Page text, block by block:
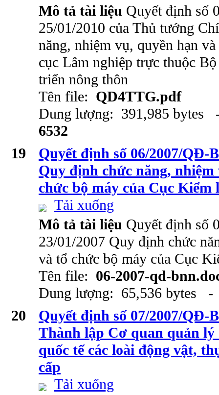
Mô tả tài liệu Quyết định số
25/01/2010 của Thủ tướng
năng, nhiệm vụ, quyền hạn
cục Lâm nghiệp trực thuộc
triển nông thôn
Tên file: QD4TTG.pdf
Dung lượng: 391,985
6532
19
Quyết định số 06/2007/QĐ-
Quy định chức năng,
chức bộ máy của Cục Kiểm
Tải xuống
Mô tả tài liệu Quyết định số
23/01/2007 Quy định chức
và tổ chức bộ máy của Cục
Tên file: 06-2007-qd-
Dung lượng: 65,536 bytes
20
Quyết định số 07/2007/QĐ-
Thành lập Cơ quan quản lý
quốc tế các loài động vật,
cấp
Tải xuống